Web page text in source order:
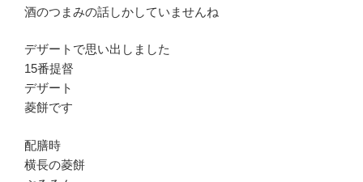
酒のつまみの話しかしていませんね
デザートで思い出しました
15番提督
デザート
菱餅です
配膳時
横長の菱餅